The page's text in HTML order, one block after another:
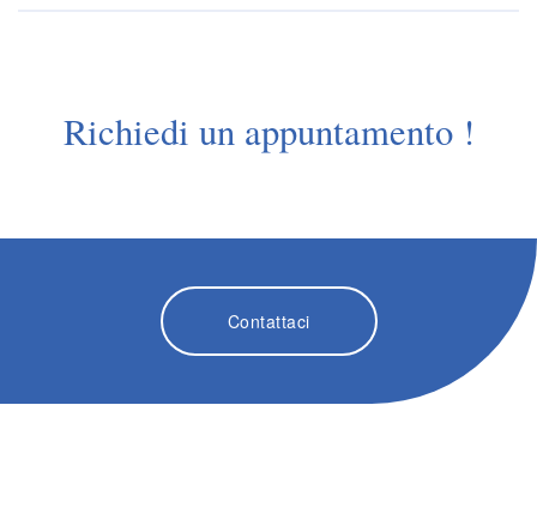
Richiedi un appuntamento !
Contattaci